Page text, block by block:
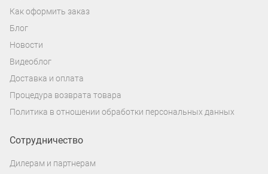
Как оформить заказ
Блог
Новости
Видеоблог
Доставка и оплата
Процедура возврата товара
Политика в отношении обработки персональных данных
Сотрудничество
Дилерам и партнерам